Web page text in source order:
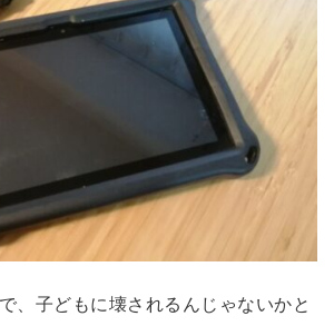
、子どもに壊されるんじゃないかと